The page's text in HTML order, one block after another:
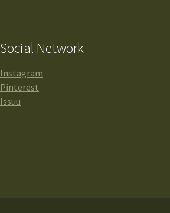
Social Network
Instagram
Pinterest
Issuu